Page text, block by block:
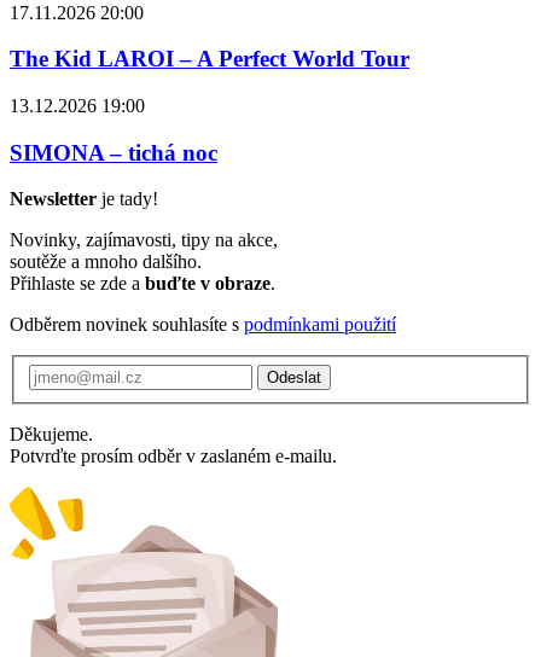
17.11.2026 20:00
The Kid LAROI – A Perfect World Tour
13.12.2026 19:00
SIMONA – tichá noc
Newsletter je tady!
Novinky, zajímavosti, tipy na akce,
soutěže a mnoho dalšího.
Přihlaste se zde a buďte v obraze.
Odběrem novinek souhlasíte s podmínkami použití
Odeslat
Děkujeme.
Potvrďte prosím odběr v zaslaném e-mailu.